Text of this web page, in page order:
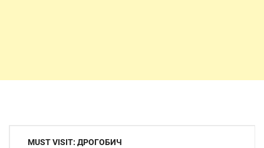
Навигация
MUST VISIT: ДРОГОБИЧ